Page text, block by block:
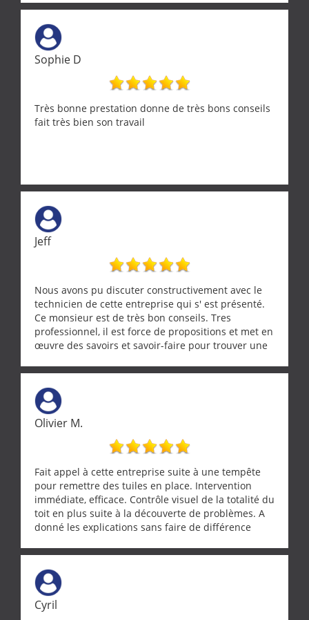
Sophie D
Très bonne prestation donne de très bons conseils
fait très bien son travail
Jeff
Nous avons pu discuter constructivement avec le
technicien de cette entreprise qui s' est présenté.
Ce monsieur est de très bon conseils. Tres
professionnel, il est force de propositions et met en
œuvre des savoirs et savoir-faire pour trouver une
demande de l écoute et de la considération, ce qui
ne se trouve que chez les pationnés de leur métier.
Merci a ce monsieur pour sa disponibilité
Olivier M.
Fait appel à cette entreprise suite à une tempête
pour remettre des tuiles en place. Intervention
immédiate, efficace. Contrôle visuel de la totalité du
toit en plus suite à la découverte de problèmes. A
donné les explications sans faire de différence
Cyril